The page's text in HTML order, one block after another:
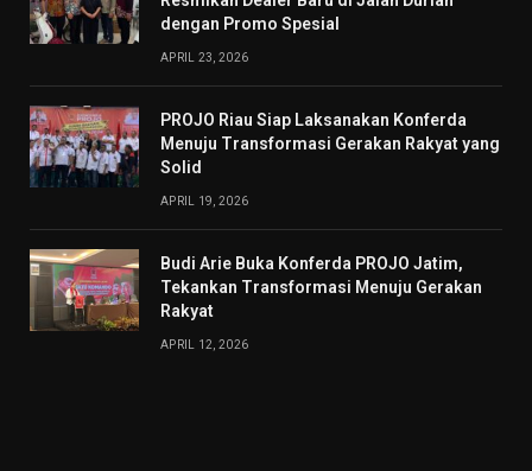
dengan Promo Spesial
APRIL 23, 2026
PROJO Riau Siap Laksanakan Konferda
Menuju Transformasi Gerakan Rakyat yang
Solid
APRIL 19, 2026
Budi Arie Buka Konferda PROJO Jatim,
Tekankan Transformasi Menuju Gerakan
Rakyat
APRIL 12, 2026